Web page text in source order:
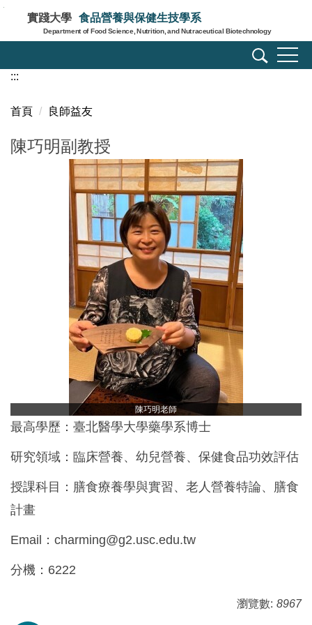
主
內
區
實踐大學 食品營養與保健生技學系
Department of Food Science, Nutrition, and Nutraceutical Biotechnology
:::
首頁 良師益友
陳巧明副教授
陳巧明老師
最高學歷：臺北醫學大學藥學系博士
研究領域：臨床營養、幼兒營養、保健食品功效評估
授課科目：膳食療養學與實習、老人營養特論、膳食
計畫
Email： charming@g2.usc.edu.tw
分機：6222
瀏覽數: 8967